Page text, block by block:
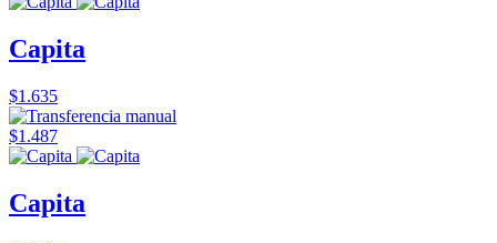
Capita
$1.635
$1.487
Capita